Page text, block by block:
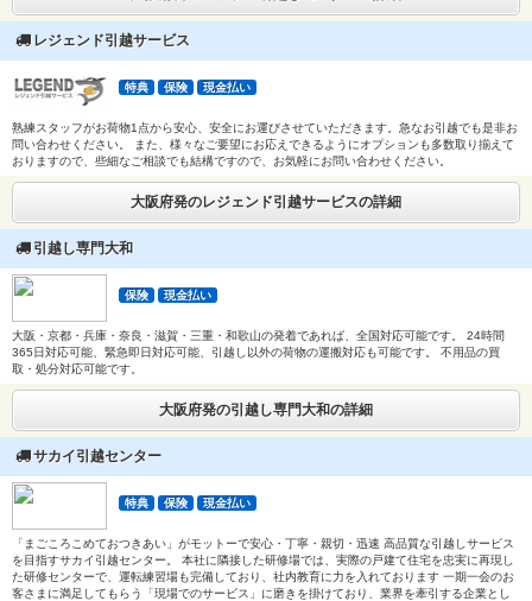
レジェンド引越サービス
特典 保険 現金払い
熟練スタッフがお荷物1点から安心、安全にお運びさせていただきます。急なお引越でも是非お
問い合わせください。 また、様々なご要望にお応えできるようにオプションも多数取り揃えて
おりますので、些細なご相談でも結構ですので、お気軽にお問い合わせください。
大阪府発のレジェンド引越サービスの詳細
引越し専門大和
保険 現金払い
大阪・京都・兵庫・奈良・滋賀・三重・和歌山の発着であれば、全国対応可能です。 24時間
365日対応可能、緊急即日対応可能、引越し以外の荷物の運搬対応も可能です。 不用品の買
取・処分対応可能です。
大阪府発の引越し専門大和の詳細
サカイ引越センター
特典 保険 現金払い
「まごころこめておつきあい」がモットーで安心・丁寧・親切・迅速 高品質な引越しサービス
を目指すサカイ引越センター。 本社に隣接した研修場では、実際の戸建て住宅を忠実に再現し
た研修センターで、運転練習場も完備しており、社内教育に力を入れております 一期一会のお
客さまに満足してもらう「現場でのサービス」に磨きを掛けており、業界を牽引する企業とし